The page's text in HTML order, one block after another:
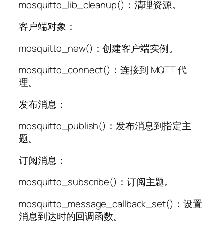
mosquitto_lib_cleanup()：清理资源。
客户端对象：
mosquitto_new()：创建客户端实例。
mosquitto_connect()：连接到 MQTT 代
理。
发布消息：
mosquitto_publish()：发布消息到指定主
题。
订阅消息：
mosquitto_subscribe()：订阅主题。
mosquitto_message_callback_set()：设置
消息到达时的回调函数。